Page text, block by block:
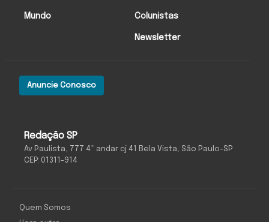
Redação SP
Av Paulista, 777 4º andar cj 41 Bela Vista, São Paulo-SP
CEP: 01311-914
Anuncie Conosco
Mundo Colunistas
Newsletter
Quem Somos